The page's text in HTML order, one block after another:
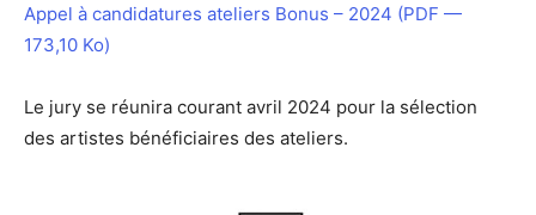
Appel à candidatures ateliers Bonus – 2024 (PDF —
173,10 Ko)
Le jury se réunira courant avril 2024 pour la sélection
des artistes bénéficiaires des ateliers.